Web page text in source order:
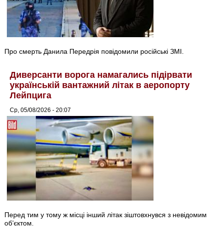
Про смерть Данила Передрія повідомили російські ЗМІ.
Диверсанти ворога намагались підірвати
українській вантажний літак в аеропорту
Лейпцига
Ср, 05/08/2026 - 20:07
Перед тим у тому ж місці інший літак зіштовхнувся з невідомим
об’єктом.